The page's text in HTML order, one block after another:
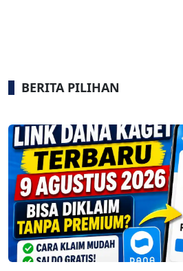
BERITA PILIHAN